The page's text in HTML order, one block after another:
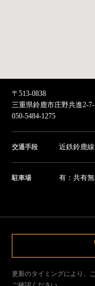
〒513-0838
三重県鈴鹿市庄野共進2-
050-5484-1275
交通手段 近鉄鈴鹿
駐車場 有：共有
更新のタイミングにより、